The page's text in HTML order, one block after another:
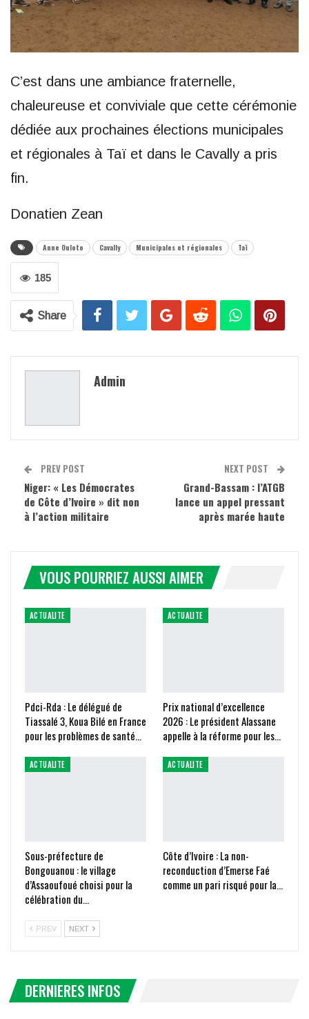
C’est dans une ambiance fraternelle,
chaleureuse et conviviale que cette cérémonie
dédiée aux prochaines élections municipales
et régionales à Taï et dans le Cavally a pris
fin.
Donatien Zean
Anne Ouloto Cavally Municipales et régionales Taï
185
Share
Admin
PREV POST
Niger: « Les Démocrates
de Côte d’Ivoire » dit non
à l’action militaire
NEXT POST
Grand-Bassam : l’ATGB
lance un appel pressant
après marée haute
VOUS POURRIEZ AUSSI AIMER
ACTUALITE
Pdci-Rda : Le délégué de
Tiassalé 3, Koua Bilé en France
pour les problèmes de santé…
ACTUALITE
Prix national d’excellence
2026 : Le président Alassane
appelle à la réforme pour les…
ACTUALITE
Sous-préfecture de
Bongouanou : le village
d’Assaoufoué choisi pour la
célébration du…
ACTUALITE
Côte d’Ivoire : La non-
reconduction d’Emerse Faé
comme un pari risqué pour la…
PREV NEXT
DERNIERES INFOS